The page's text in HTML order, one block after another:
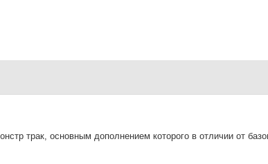
трак, основным дополнением которого в отличии от